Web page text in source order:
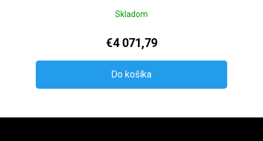
Skladom
€4 071,79
Do košíka